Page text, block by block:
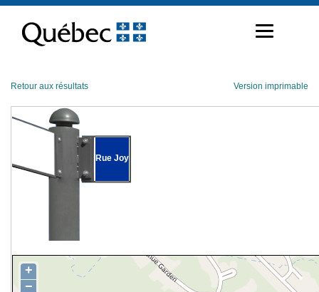
contenu
Retour aux résultats Version imprimable
Rue Joy
+
−